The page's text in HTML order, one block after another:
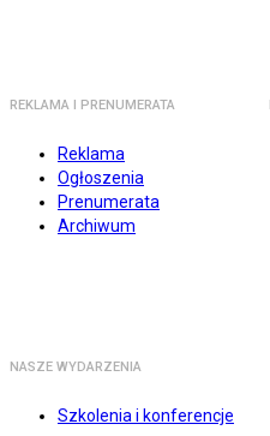
REKLAMA I PRENUMERATA
Reklama
Ogłoszenia
Prenumerata
Archiwum
NASZE WYDARZENIA
Szkolenia i konferencje